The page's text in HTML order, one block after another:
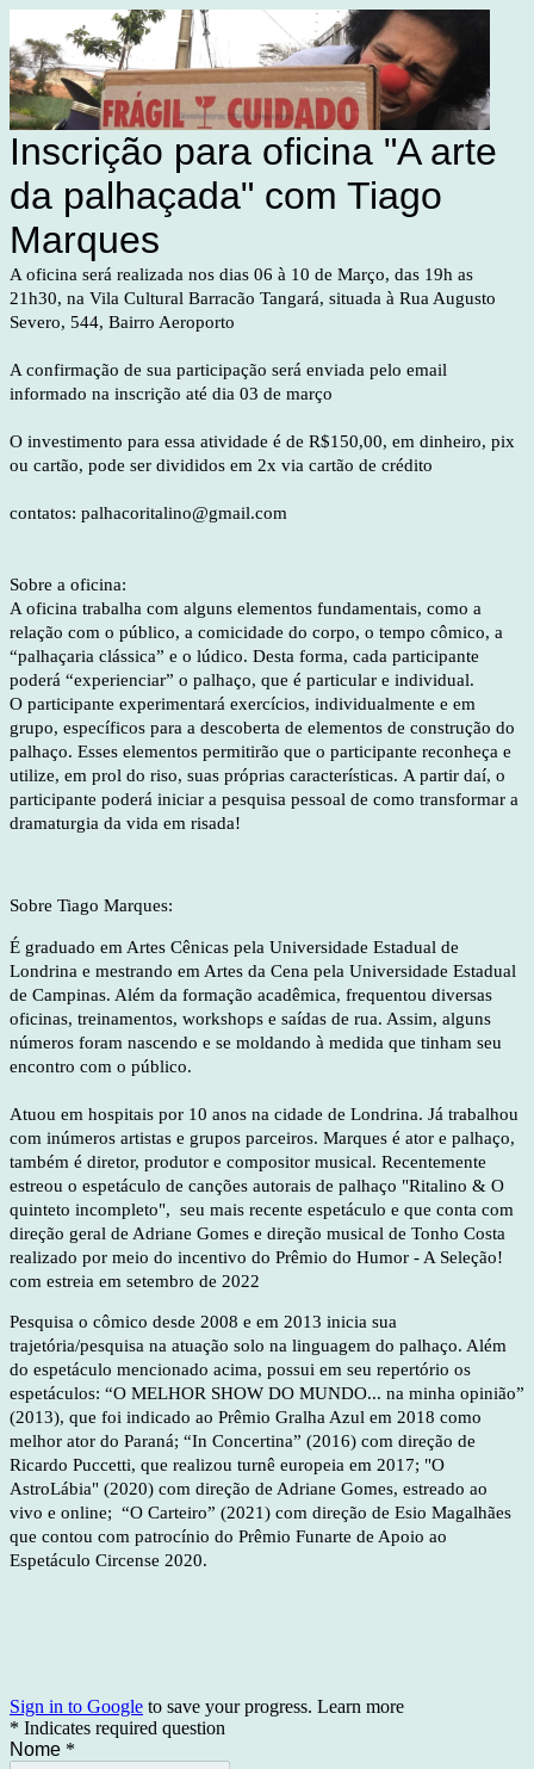
Inscrição para oficina "A arte
da palhaçada" com Tiago
Marques
A oficina será realizada nos dias 06 à 10 de Março, das 19h as
21h30, na Vila Cultural Barracão Tangará, situada à Rua Augusto
Severo, 544, Bairro Aeroporto
A confirmação de sua participação será enviada pelo email
informado na inscrição até dia 03 de março
O investimento para essa atividade é de R$150,00, em dinheiro, pix
ou cartão, pode ser divididos em 2x via cartão de crédito
contatos: palhacoritalino@gmail.com
Sobre a oficina:
A oficina trabalha com alguns elementos fundamentais, como a
relação com o público, a comicidade do corpo, o tempo cômico, a
“palhaçaria clássica” e o lúdico. Desta forma, cada participante
poderá “experienciar” o palhaço, que é particular e individual.
O participante experimentará exercícios, individualmente e em
grupo, específicos para a descoberta de elementos de construção do
palhaço. Esses elementos permitirão que o participante reconheça e
utilize, em prol do riso, suas próprias características. A partir daí, o
participante poderá iniciar a pesquisa pessoal de como transformar a
dramaturgia da vida em risada!
Sobre Tiago Marques:
É graduado em Artes Cênicas pela Universidade Estadual de
Londrina e mestrando em Artes da Cena pela Universidade Estadual
de Campinas. Além da formação acadêmica, frequentou diversas
oficinas, treinamentos, workshops e saídas de rua. Assim, alguns
números foram nascendo e se moldando à medida que tinham seu
encontro com o público.
Atuou em hospitais por 10 anos na cidade de Londrina. Já trabalhou
com inúmeros artistas e grupos parceiros. Marques é ator e palhaço,
também é diretor, produtor e compositor musical. Recentemente
estreou o espetáculo de canções autorais de palhaço "Ritalino & O
quinteto incompleto", seu mais recente espetáculo e que conta com
direção geral de Adriane Gomes e direção musical de Tonho Costa
realizado por meio do incentivo do Prêmio do Humor - A Seleção!
com estreia em setembro de 2022
Pesquisa o cômico desde 2008 e em 2013 inicia sua
trajetória/pesquisa na atuação solo na linguagem do palhaço. Além
do espetáculo mencionado acima, possui em seu repertório os
espetáculos: “O MELHOR SHOW DO MUNDO... na minha opinião”
(2013), que foi indicado ao Prêmio Gralha Azul em 2018 como
melhor ator do Paraná; “In Concertina” (2016) com direção de
Ricardo Puccetti, que realizou turnê europeia em 2017; "O
AstroLábia" (2020) com direção de Adriane Gomes, estreado ao
vivo e online; “O Carteiro” (2021) com direção de Esio Magalhães
que contou com patrocínio do Prêmio Funarte de Apoio ao
Espetáculo Circense 2020.
Sign in to Google to save your progress. Learn more
* Indicates required question
Nome *